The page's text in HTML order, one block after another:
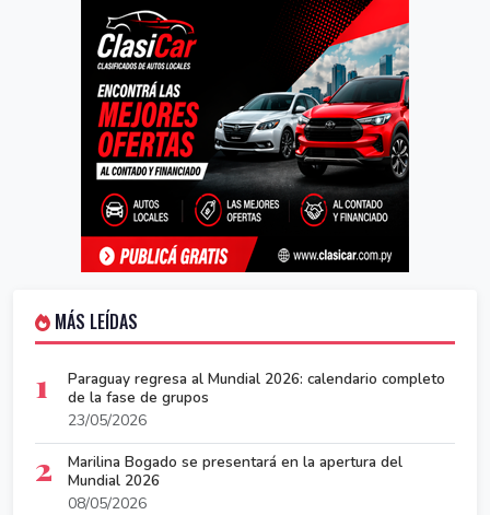
MÁS LEÍDAS
1
Paraguay regresa al Mundial 2026: calendario completo
de la fase de grupos
23/05/2026
2
Marilina Bogado se presentará en la apertura del
Mundial 2026
08/05/2026